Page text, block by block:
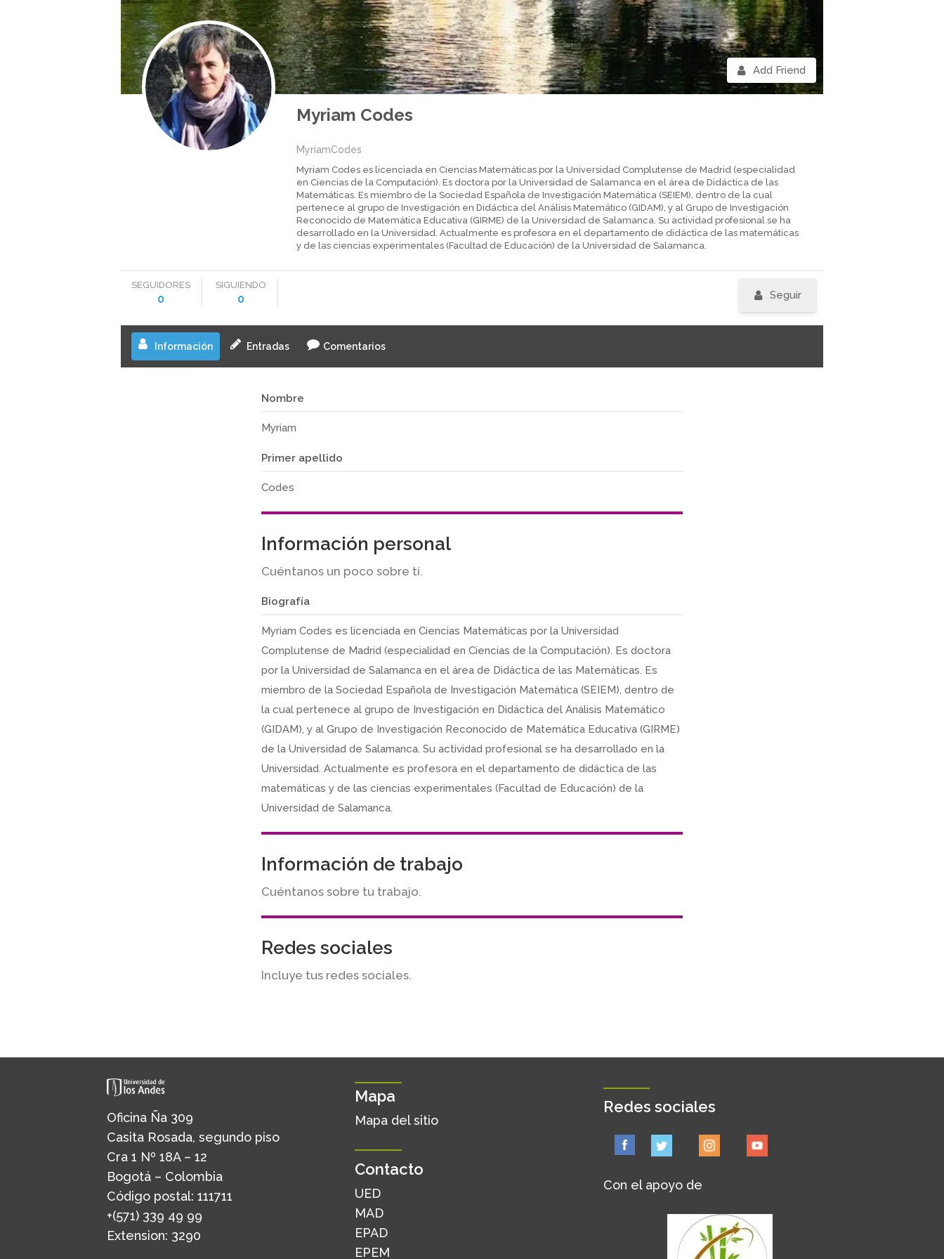
Add Friend
Myriam Codes
MyriamCodes
Myriam Codes es licenciada en Ciencias Matemáticas por la Universidad Complutense de Madrid (especialidad
en Ciencias de la Computación). Es doctora por la Universidad de Salamanca en el área de Didáctica de las
Matemáticas. Es miembro de la Sociedad Española de Investigación Matemática (SEIEM), dentro de la cual
pertenece al grupo de Investigación en Didáctica del Análisis Matemático (GIDAM), y al Grupo de Investigación
Reconocido de Matemática Educativa (GIRME) de la Universidad de Salamanca. Su actividad profesional se ha
desarrollado en la Universidad. Actualmente es profesora en el departamento de didáctica de las matemáticas
y de las ciencias experimentales (Facultad de Educación) de la Universidad de Salamanca.
SEGUIDORES
0
SIGUIENDO
0 Seguir
Información Entradas Comentarios
Nombre
Myriam
Primer apellido
Codes
Información personal
Cuéntanos un poco sobre tí.
Biografía
Myriam Codes es licenciada en Ciencias Matemáticas por la Universidad
Complutense de Madrid (especialidad en Ciencias de la Computación). Es doctora
por la Universidad de Salamanca en el área de Didáctica de las Matemáticas. Es
miembro de la Sociedad Española de Investigación Matemática (SEIEM), dentro de
la cual pertenece al grupo de Investigación en Didáctica del Análisis Matemático
(GIDAM), y al Grupo de Investigación Reconocido de Matemática Educativa (GIRME)
de la Universidad de Salamanca. Su actividad profesional se ha desarrollado en la
Universidad. Actualmente es profesora en el departamento de didáctica de las
matemáticas y de las ciencias experimentales (Facultad de Educación) de la
Universidad de Salamanca.
Información de trabajo
Cuéntanos sobre tu trabajo.
Redes sociales
Incluye tus redes sociales.
Oficina Ña 309
Casita Rosada, segundo piso
Cra 1 Nº 18A – 12
Bogotá – Colombia
Código postal: 111711
+(571) 339 49 99
Extension: 3290
Mapa
Mapa del sitio
Contacto
UED
MAD
EPAD
EPEM
Redes sociales
Con el apoyo de